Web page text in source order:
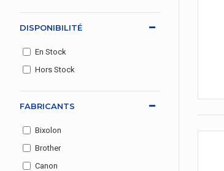
FABRICANTS
Bixolon
Brother
Canon
DISPONIBILITÉ
En Stock
Hors Stock